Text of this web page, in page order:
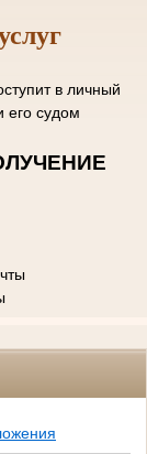
в личный
его судом